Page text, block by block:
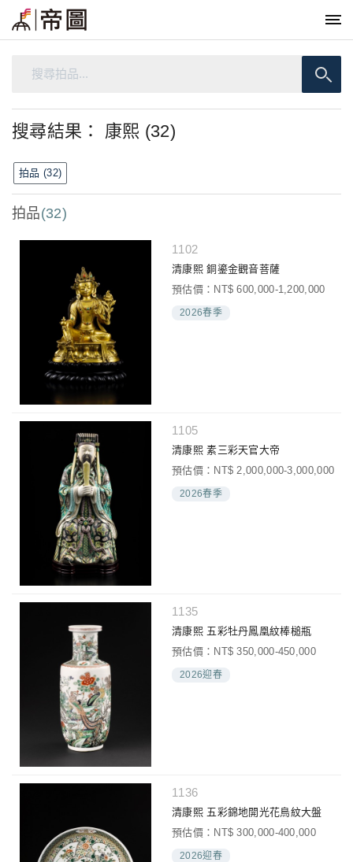
搜尋結果： 康熙 (32)
拍品 (32)
拍品(32)
1102
清康熙 銅鎏金觀音菩薩
預估價：NT$ 600,000-1,200,000
2026春季
1105
清康熙 素三彩天官大帝
預估價：NT$ 2,000,000-3,000,000
2026春季
1135
清康熙 五彩牡丹鳳凰紋棒槌瓶
預估價：NT$ 350,000-450,000
2026迎春
1136
清康熙 五彩錦地開光花鳥紋大盤
預估價：NT$ 300,000-400,000
2026迎春